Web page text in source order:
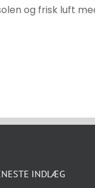
og frisk luft
INDLÆG